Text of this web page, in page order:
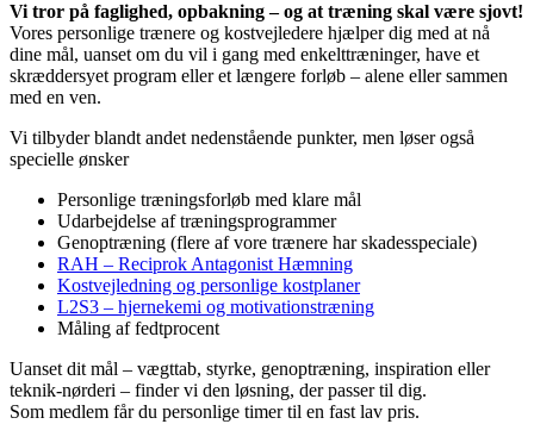
Vi tror på faglighed, opbakning – og at træning skal være sjovt!
Vores personlige trænere og kostvejledere hjælper dig med at nå
dine mål, uanset om du vil i gang med enkelttræninger, have et
skræddersyet program eller et længere forløb – alene eller sammen
med en ven.
Vi tilbyder blandt andet nedenstående punkter, men løser også
specielle ønsker
Personlige træningsforløb med klare mål
Udarbejdelse af træningsprogrammer
Genoptræning (flere af vore trænere har skadesspeciale)
RAH – Reciprok Antagonist Hæmning
Kostvejledning og personlige kostplaner
L2S3 – hjernekemi og motivationstræning
Måling af fedtprocent
Uanset dit mål – vægttab, styrke, genoptræning, inspiration eller
teknik-nørderi – finder vi den løsning, der passer til dig.
Som medlem får du personlige timer til en fast lav pris.